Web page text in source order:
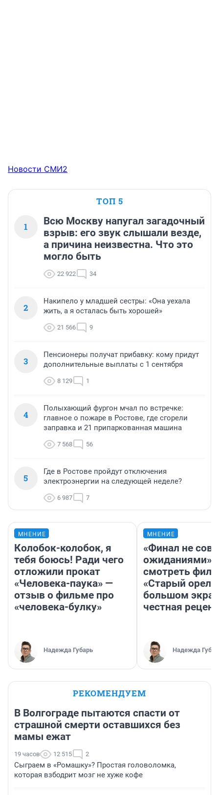
Новости СМИ2
ТОП 5
1
Всю Москву напугал загадочный
взрыв: его звук слышали везде,
а причина неизвестна. Что это
могло быть
22 922 34
2
Накипело у младшей сестры: «Она уехала
жить, а я осталась быть хорошей»
21 566 9
3
Пенсионеры получат прибавку: кому придут
дополнительные выплаты с 1 сентября
8 129 1
4
Полыхающий фургон мчал по встречке:
главное о пожаре в Ростове, где сгорели
заправка и 21 припаркованная машина
7 568 56
5
Где в Ростове пройдут отключения
электроэнергии на следующей неделе?
6 987 7
МНЕНИЕ
Колобок-колобок, я
тебя боюсь! Ради чего
отложили прокат
«Человека-паука» —
отзыв о фильме про
«человека-булку»
Надежда Губарь
МНЕНИЕ
«Финал не
ожиданиями»:
смотреть
«Старый орел»
большом
честная
Надежда
РЕКОМЕНДУЕМ
В Волгограде пытаются спасти от
страшной смерти оставшихся без
мамы ежат
19 часов 12 515 2
Сыграем в «Ромашку»? Простая головоломка,
которая взбодрит мозг не хуже кофе